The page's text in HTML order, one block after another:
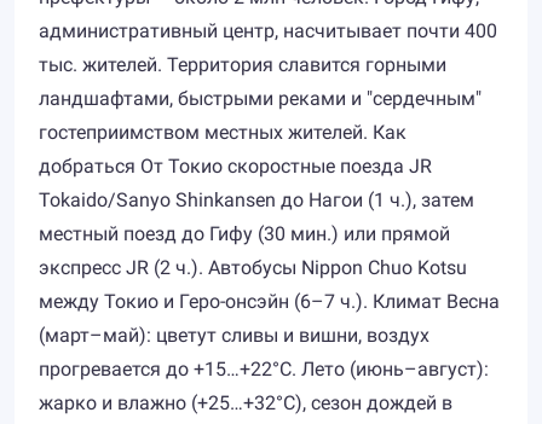
административный центр, насчитывает почти 400
тыс. жителей. Территория славится горными
ландшафтами, быстрыми реками и "сердечным"
гостеприимством местных жителей. Как
добраться От Токио скоростные поезда JR
Tokaido/Sanyo Shinkansen до Нагои (1 ч.), затем
местный поезд до Гифу (30 мин.) или прямой
экспресс JR (2 ч.). Автобусы Nippon Chuo Kotsu
между Токио и Геро-онсэйн (6–7 ч.). Климат Весна
(март–май): цветут сливы и вишни, воздух
прогревается до +15…+22°C. Лето (июнь–август):
жарко и влажно (+25…+32°C), сезон дождей в